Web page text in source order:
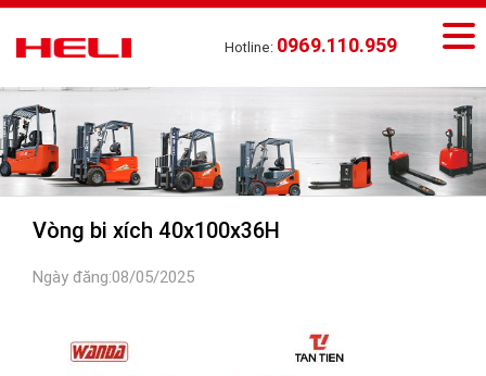
Hotline: 0969.110.959
Vòng bi xích 40x100x36H
Ngày đăng:08/05/2025